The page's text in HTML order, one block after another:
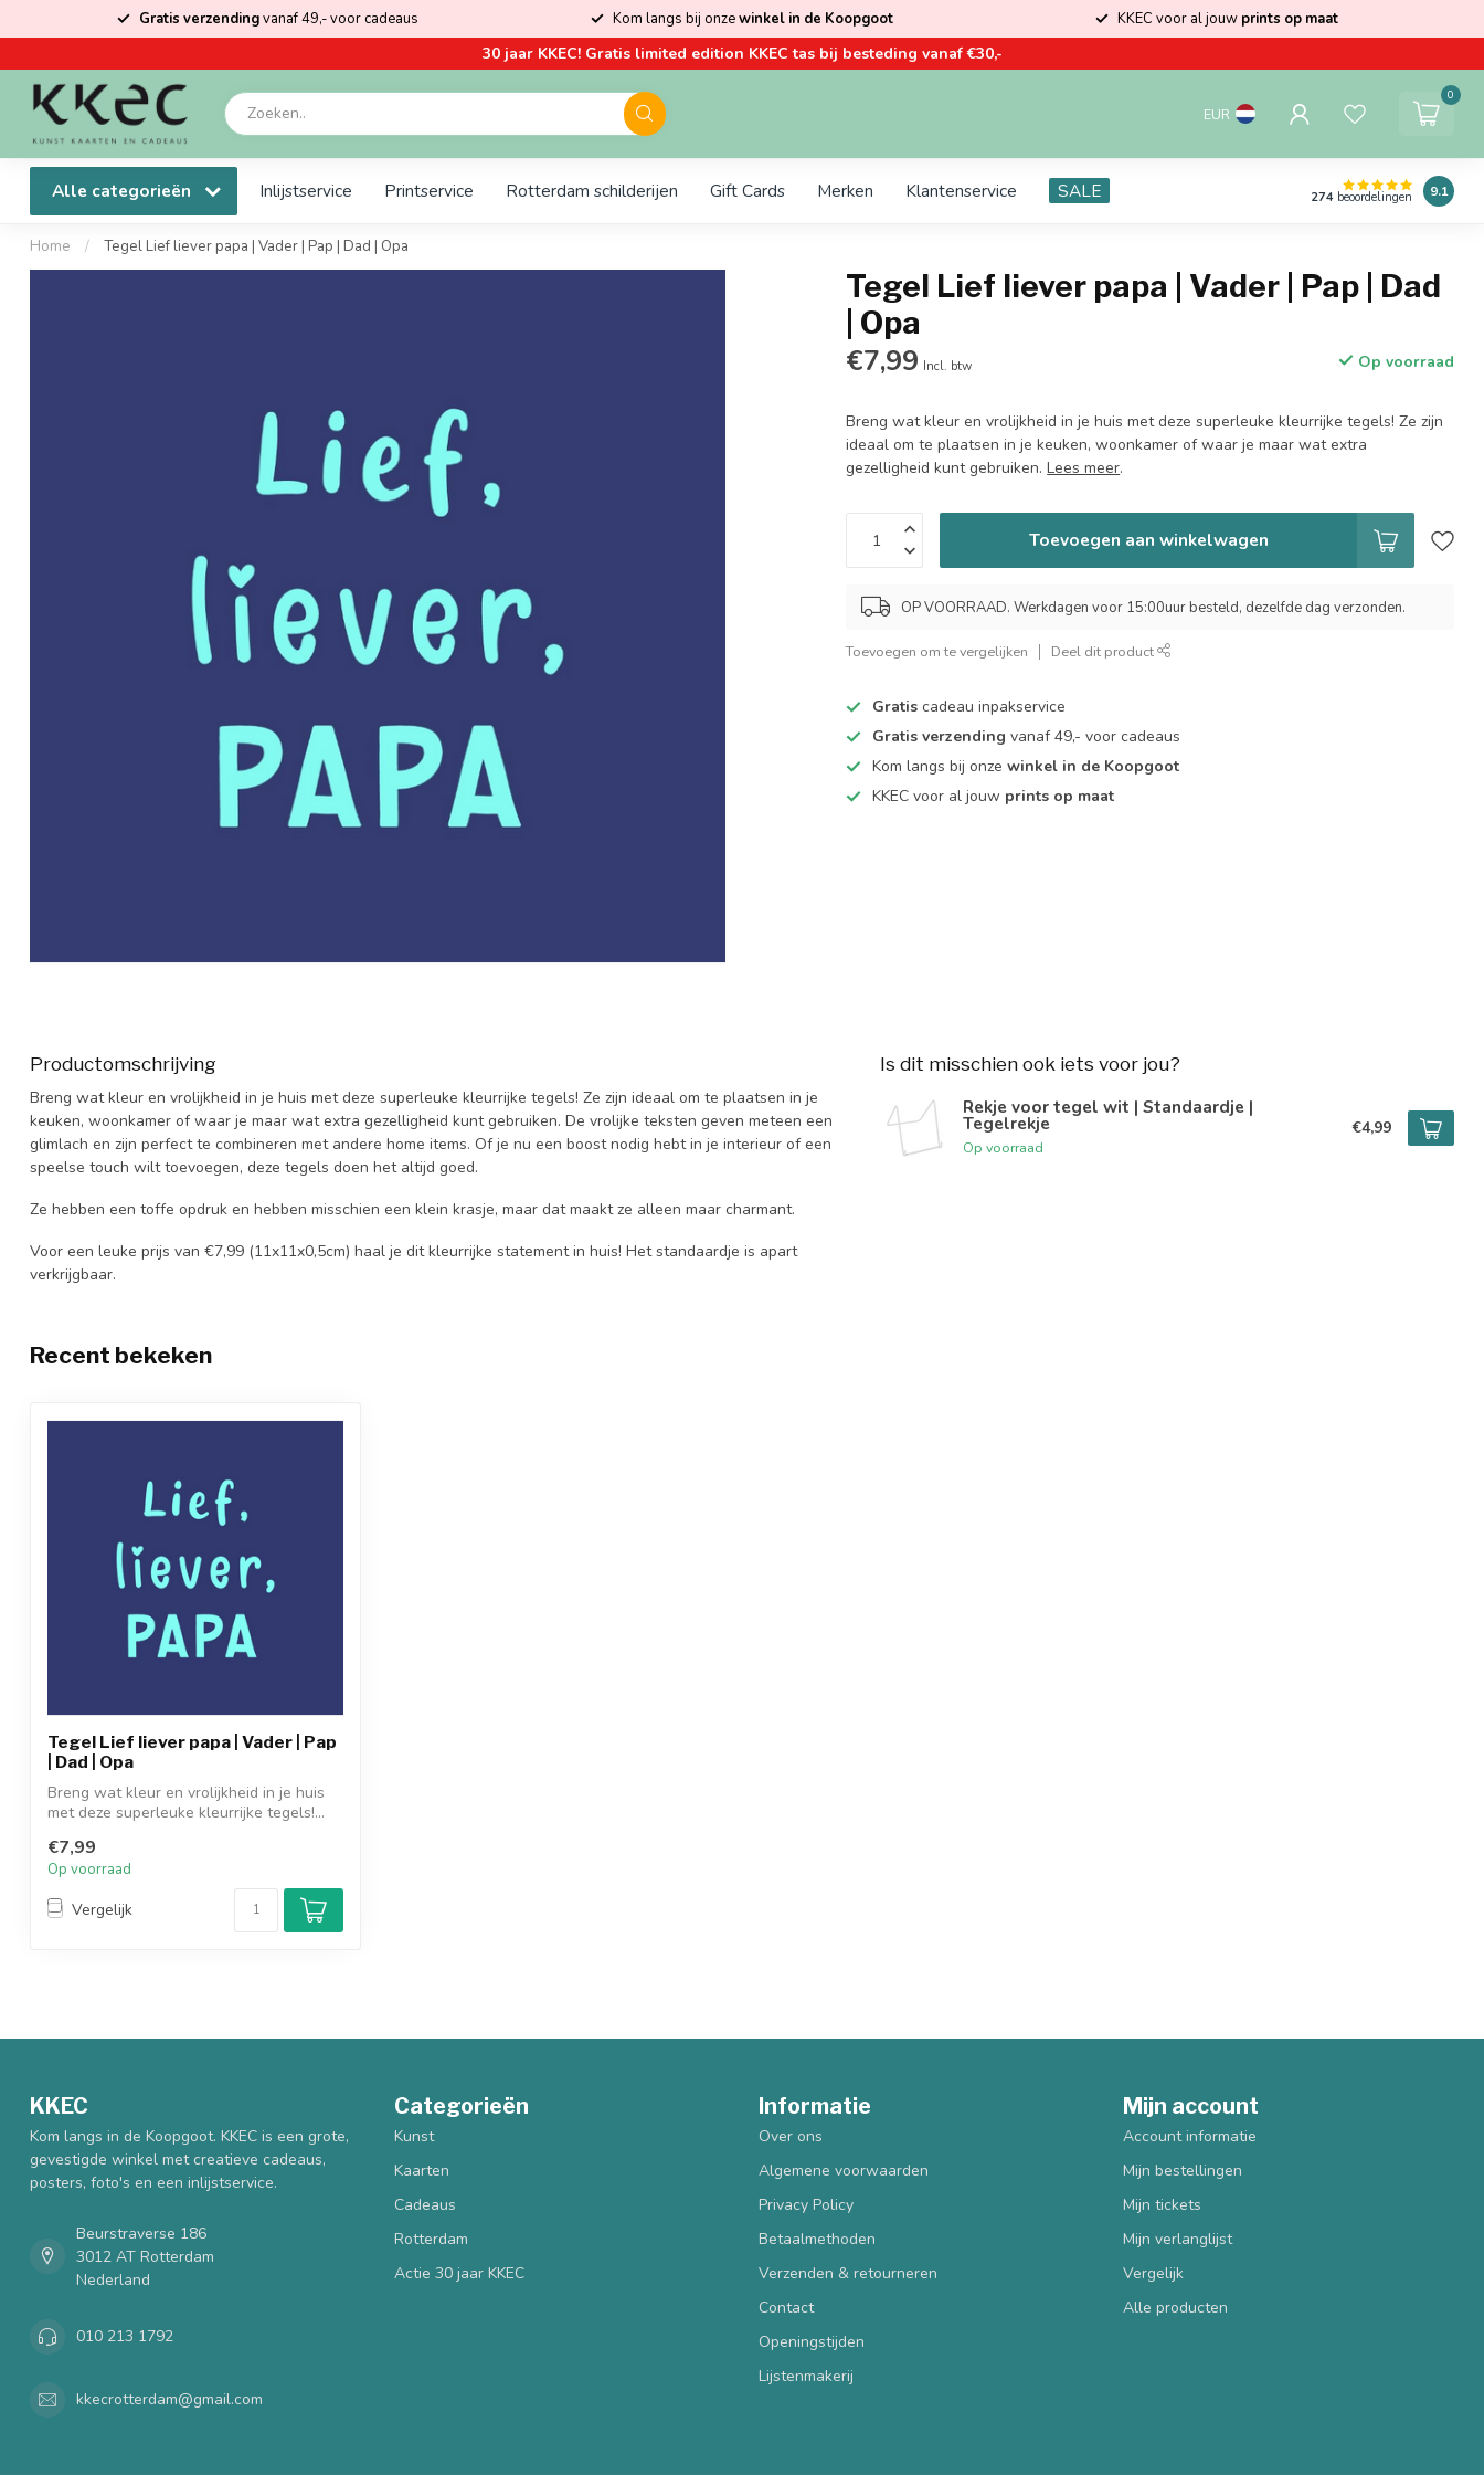
Gratis verzendingvanaf 49,- voor cadeaus Kom langs bij onzewinkel in de Koopgoot KKEC voor al jouw prints op maat
30 jaar KKEC! Gratis limited edition KKEC tas bij besteding vanaf €30,-
EUR
0
Alle categorieën Inlijstservice Printservice Rotterdam schilderijen Gift Cards Merken Klantenservice SALE 274 beoordelingen 9.1
Home / Tegel Lief liever papa | Vader | Pap | Dad | Opa
Tegel Lief liever papa | Vader | Pap | Dad
| Opa
€7,99 Incl. btw Op voorraad
Breng wat kleur en vrolijkheid in je huis met deze superleuke kleurrijke tegels! Ze zijn
ideaal om te plaatsen in je keuken, woonkamer of waar je maar wat extra
gezelligheid kunt gebruiken.Lees meer.
Toevoegen aan winkelwagen
OP VOORRAAD. Werkdagen voor 15:00uur besteld, dezelfde dag verzonden.
Toevoegen om te vergelijken Deel dit product
Gratis cadeau inpakservice
Gratis verzending vanaf 49,- voor cadeaus
Kom langs bij onzewinkel in de Koopgoot
KKEC voor al jouw prints op maat
Productomschrijving
Breng wat kleur en vrolijkheid in je huis met deze superleuke kleurrijke tegels! Ze zijn ideaal om te plaatsen in je
keuken, woonkamer of waar je maar wat extra gezelligheid kunt gebruiken. De vrolijke teksten geven meteen een
glimlach en zijn perfect te combineren met andere home items. Of je nu een boost nodig hebt in je interieur of een
speelse touch wilt toevoegen, deze tegels doen het altijd goed.
Ze hebben een toffe opdruk en hebben misschien een klein krasje, maar dat maakt ze alleen maar charmant.
Voor een leuke prijs van €7,99 (11x11x0,5cm) haal je dit kleurrijke statement in huis! Het standaardje is apart
verkrijgbaar.
Is dit misschien ook iets voor jou?
Rekje voor tegel wit | Standaardje |
Tegelrekje
Op voorraad
€4,99
Recent bekeken
Tegel Lief liever papa | Vader | Pap
| Dad | Opa
Breng wat kleur en vrolijkheid in je huis
met deze superleuke kleurrijke tegels!...
€7,99
Op voorraad
Vergelijk
KKEC
Kom langs in de Koopgoot. KKEC is een grote,
gevestigde winkel met creatieve cadeaus,
posters, foto's en een inlijstservice.
Beurstraverse 186
3012 AT Rotterdam
Nederland
010 213 1792
kkecrotterdam@gmail.com
Categorieën
Kunst
Kaarten
Cadeaus
Rotterdam
Actie 30 jaar KKEC
Informatie
Over ons
Algemene voorwaarden
Privacy Policy
Betaalmethoden
Verzenden & retourneren
Contact
Openingstijden
Lijstenmakerij
Mijn account
Account informatie
Mijn bestellingen
Mijn tickets
Mijn verlanglijst
Vergelijk
Alle producten